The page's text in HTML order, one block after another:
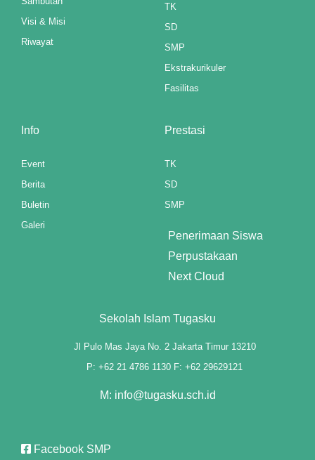
panel
satın al
panel
panel
panel
Visi & Misi
Riwayat
TK
SD
SMP
Ekstrakurikuler
Fasilitas
Info
Event
Berita
Buletin
Galeri
Prestasi
TK
SD
SMP
Penerimaan Siswa
Perpustakaan
Next Cloud
Sekolah Islam Tugasku
Jl Pulo Mas Jaya No. 2 Jakarta Timur 13210
P: +62 21 4786 1130 F: +62 29629121
M: info@tugasku.sch.id
Facebook SMP